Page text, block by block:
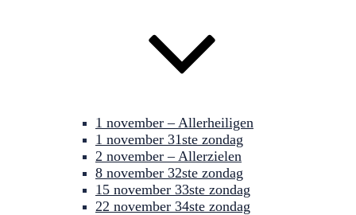
1 november – Allerheiligen
1 november 31ste zondag
2 november – Allerzielen
8 november 32ste zondag
15 november 33ste zondag
22 november 34ste zondag